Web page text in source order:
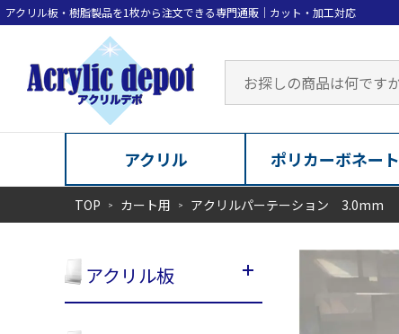
アクリル ポリカーボネート
TOP カート用 アクリルパーテーション 3.0mm
アクリル板